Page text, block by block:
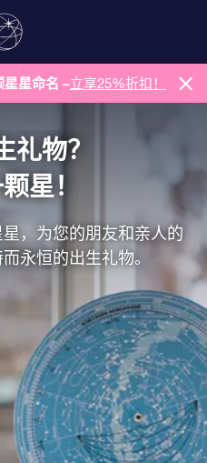
星命名 –立享25%折扣！
礼物？
星！
，为您的朋友和亲人的
永恒的出生礼物。